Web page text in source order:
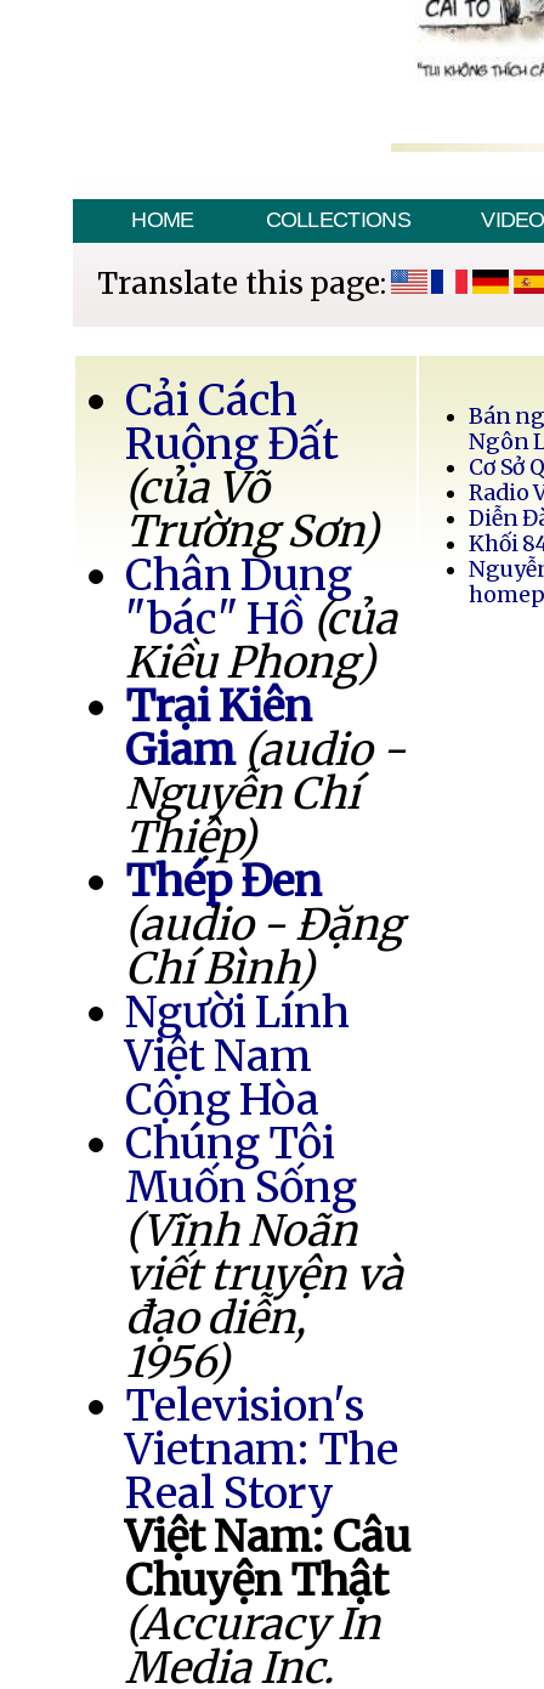
HOME COLLECTIONS VIDEO
Translate this page:
Cải Cách
Ruộng Đất
(của Võ
Trường Sơn)
Chân Dung
"bác" Hồ (của
Kiều Phong)
Trại Kiên
Giam (audio -
Nguyễn Chí
Thiệp)
Thép Đen
(audio - Đặng
Chí Bình)
Người Lính
Việt Nam
Cộng Hòa
Chúng Tôi
Muốn Sống
(Vĩnh Noãn
viết truyện và
đạo diễn,
1956)
Television's
Vietnam: The
Real Story
Việt Nam: Câu
Chuyện Thật
(Accuracy In
Media Inc.
Bán
Ngôn
Cơ Sở
Radio
Diễn
Khối